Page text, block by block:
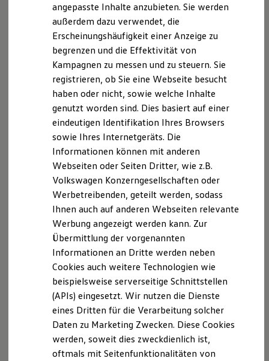
Kosten und Kauf
Verbrauchskosten
Kaufoptionen
E-Auto-Förderung
Software und Konnektivität
Die ID. Software 6
ID. Software Versionen und Updates
Digitale Extras
Schnittstellen zu Ihrem ID.
Hybridautos
Marke und Erlebnis
Volkswagen R und R Experience
R-Modelle
R Experience
Driving Experience
Werkbesichtigung
Factory visit
Lifestyle Shop
Golf Kollektion
ID. Kollektion
Volkswagen Kollektion
GTI Kollektion
Fußball Drop
we drive football
#wedriveproud
Besitzer und Service
myVolkswagen
Software Updates
Service und Ersatzteile
Inspektion und HU/AU
angepasste Inhalte anzubieten. Sie werden
außerdem dazu verwendet, die
Erscheinungshäufigkeit einer Anzeige zu
begrenzen und die Effektivität von
Kampagnen zu messen und zu steuern. Sie
registrieren, ob Sie eine Webseite besucht
haben oder nicht, sowie welche Inhalte
genutzt worden sind. Dies basiert auf einer
eindeutigen Identifikation Ihres Browsers
sowie Ihres Internetgeräts. Die
Informationen können mit anderen
Webseiten oder Seiten Dritter, wie z.B.
Volkswagen Konzerngesellschaften oder
Werbetreibenden, geteilt werden, sodass
Ihnen auch auf anderen Webseiten relevante
Werbung angezeigt werden kann. Zur
Übermittlung der vorgenannten
Informationen an Dritte werden neben
Cookies auch weitere Technologien wie
beispielsweise serverseitige Schnittstellen
(APIs) eingesetzt. Wir nutzen die Dienste
eines Dritten für die Verarbeitung solcher
Daten zu Marketing Zwecken. Diese Cookies
werden, soweit dies zweckdienlich ist,
oftmals mit Seitenfunktionalitäten von